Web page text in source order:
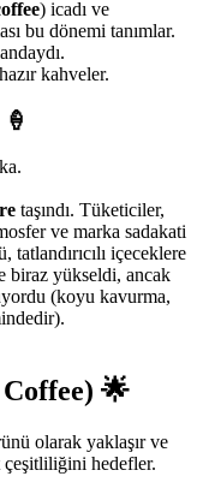
) icadı ve
bu dönemi tanımlar.
kahveler.
taşındı. Tüketiciler,
ve marka sadakati
içeceklere
biraz yükseldi, ancak
(koyu kavurma,
🌟
olarak yaklaşır ve
çeşitliliğini hedefler.